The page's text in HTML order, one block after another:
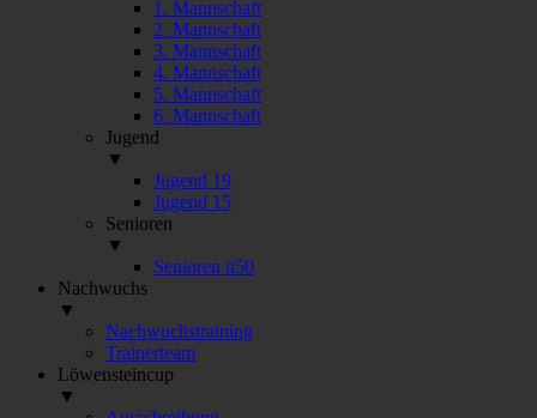
1. Mannschaft
2. Mannschaft
3. Mannschaft
4. Mannschaft
5. Mannschaft
6. Mannschaft
Jugend
▼
Jugend 19
Jugend 15
Senioren
▼
Senioren ü50
Nachwuchs
▼
Nachwuchstraining
Trainerteam
Löwensteincup
▼